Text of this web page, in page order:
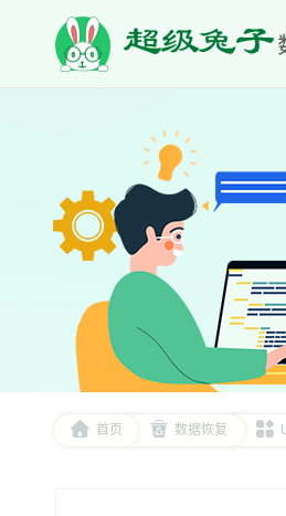
首页 数据恢复